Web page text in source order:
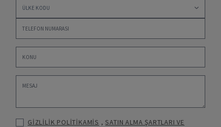
GİZLİLİK POLİTİKAMİS ,SATIN ALMA ŞARTLARI VE